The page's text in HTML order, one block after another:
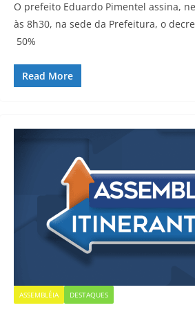
O prefeito Eduardo Pimentel assina,
às 8h30, na sede da Prefeitura, o
50%
Read More
ASSEMBLÉIA DESTAQUES